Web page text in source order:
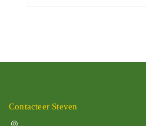
Contacteer Steven